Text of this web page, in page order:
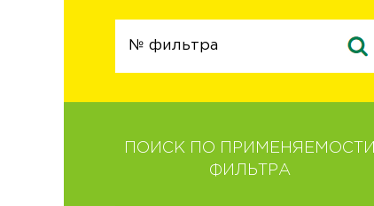
ПОИСК ПО ПРИМЕНЯЕМОСТИ
ФИЛЬТРА